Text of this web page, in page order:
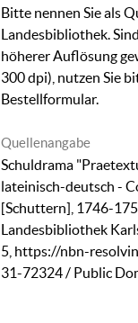
Bitte nennen Sie als
Landesbibliothek.
höherer Auflösung
300 dpi), nutzen Sie
Bestellformular.
Quellenangabe
Schuldrama
lateinisch-deutsch -
[Schuttern], 1746-
Landesbibliothek
5 https://nbn-
31-72324/ Public